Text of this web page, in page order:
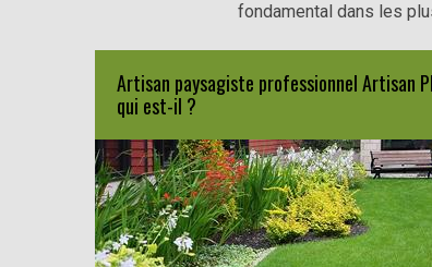
fondamental dans les
Artisan paysagiste professionnel Artisan
qui est-il ?